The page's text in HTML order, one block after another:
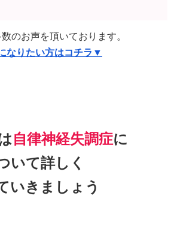
自律神経失調症に
いて詳しく
他で良くならない理由